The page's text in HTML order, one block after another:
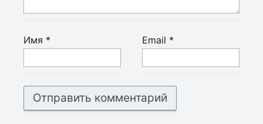
Имя * Email *